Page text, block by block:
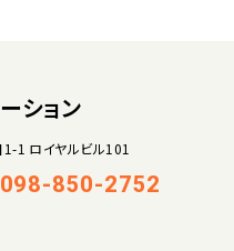
ション
1 ロイヤルビル101
098-850-2752